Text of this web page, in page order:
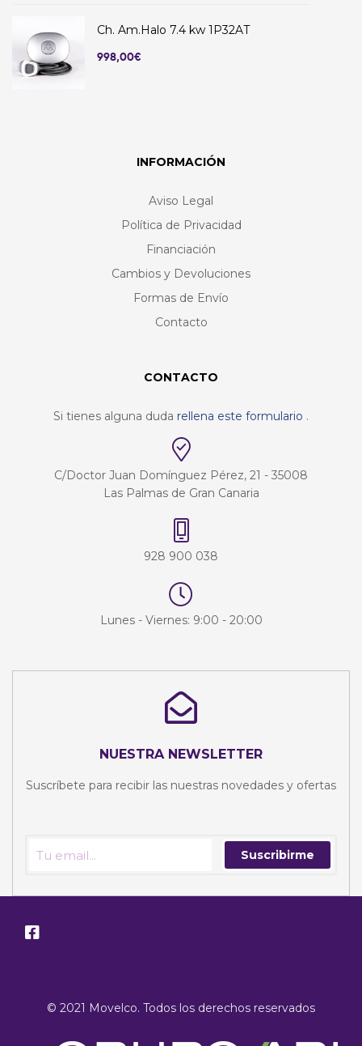
Ch. Am.Halo 7.4 kw 1P32AT
998,00€
INFORMACIÓN
Aviso Legal
Política de Privacidad
Financiación
Cambios y Devoluciones
Formas de Envío
Contacto
CONTACTO
Si tienes alguna duda rellena este formulario .
C/Doctor Juan Domínguez Pérez, 21 - 35008
Las Palmas de Gran Canaria
928 900 038
Lunes - Viernes: 9:00 - 20:00
NUESTRA NEWSLETTER
Suscríbete para recibir las nuestras novedades y ofertas
Suscribirme
© 2021 Movelco. Todos los derechos reservados